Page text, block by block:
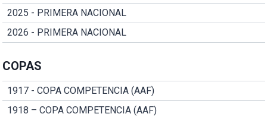
2025 - PRIMERA NACIONAL
2026 - PRIMERA NACIONAL
COPAS
1917 - COPA COMPETENCIA (AAF)
1918 – COPA COMPETENCIA (AAF)